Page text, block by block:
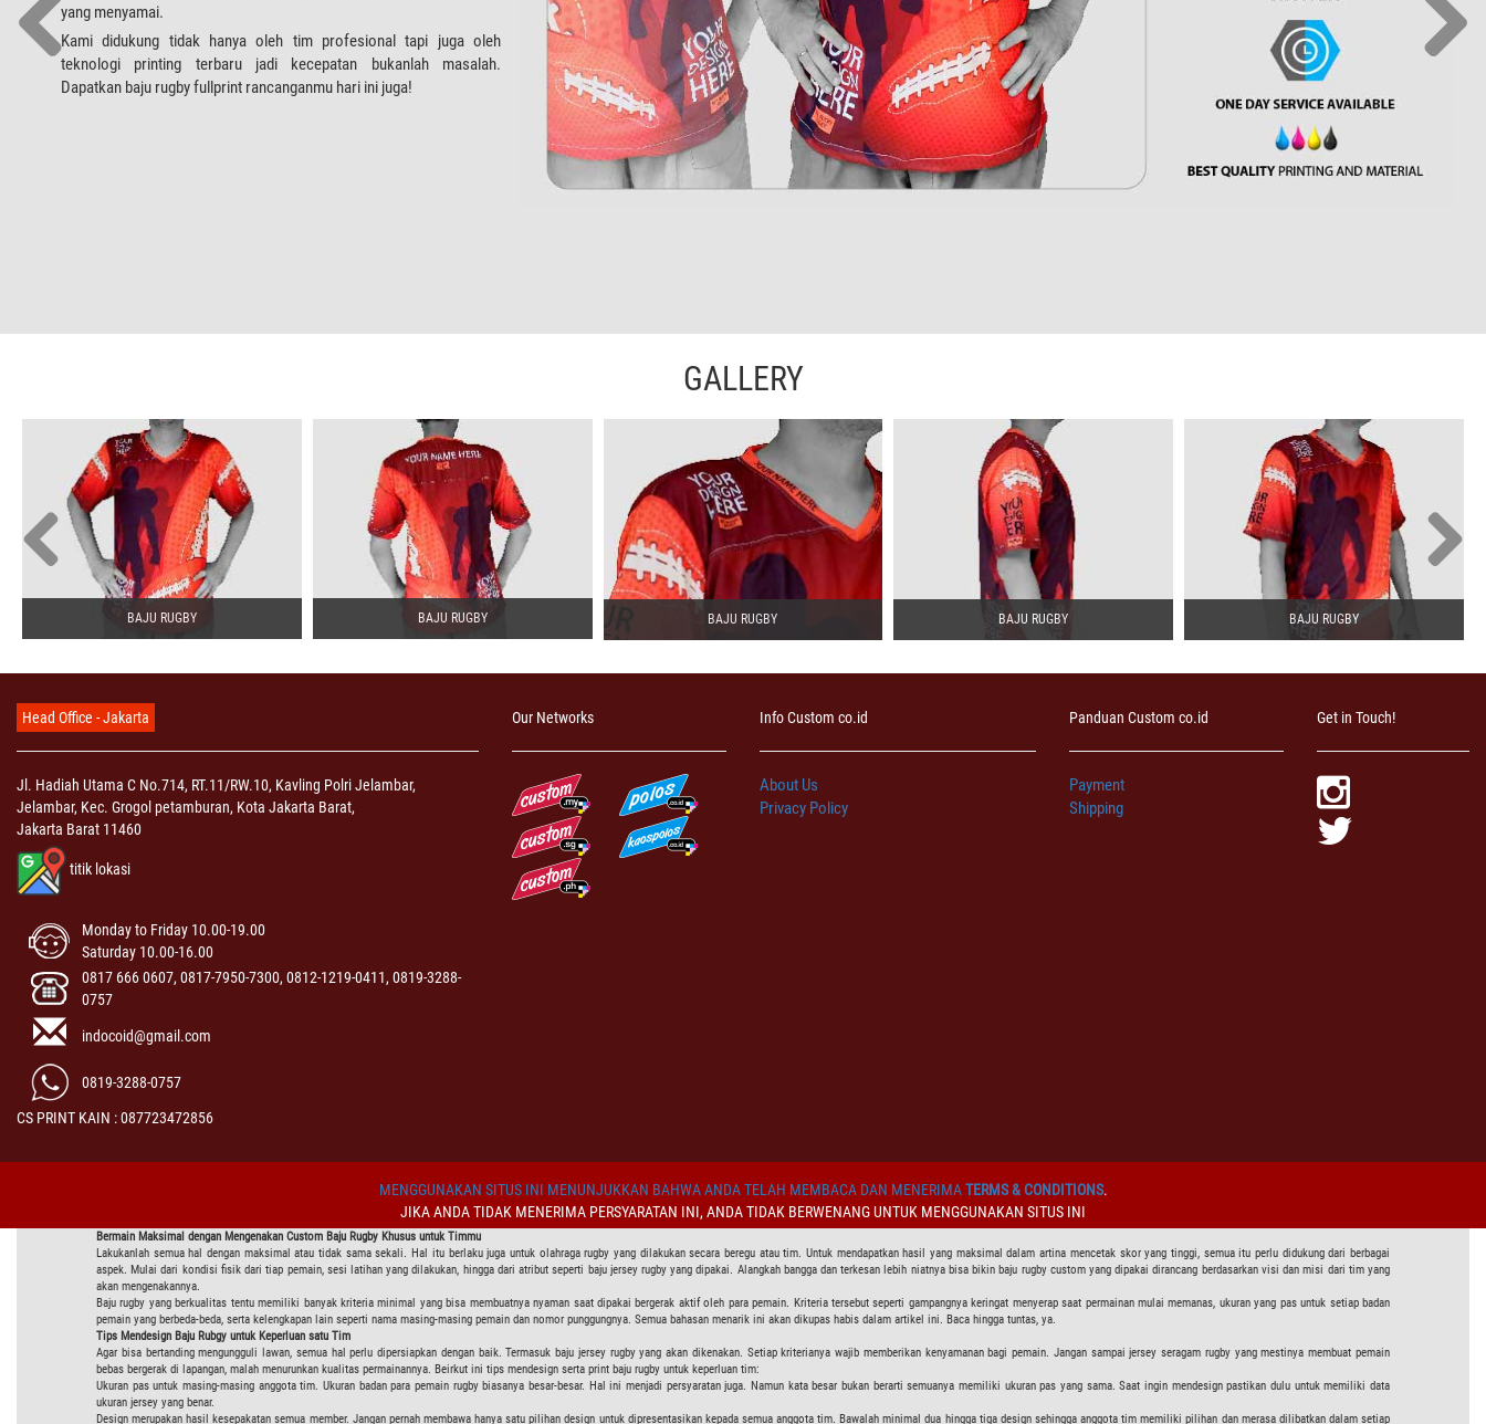
yang menyamai.
Kami didukung tidak hanya oleh tim profesional tapi juga oleh
teknologi printing terbaru jadi kecepatan bukanlah masalah.
Dapatkan baju rugby fullprint rancanganmu hari ini juga!
GALLERY
BAJU RUGBY BAJU RUGBY BAJU RUGBY BAJU RUGBY BAJU RUGBY
Head Office - Jakarta
Jl. Hadiah Utama C No.714, RT.11/RW.10, Kavling Polri Jelambar,
Jelambar, Kec. Grogol petamburan, Kota Jakarta Barat,
Jakarta Barat 11460
titik lokasi
Monday to Friday 10.00-19.00
Saturday 10.00-16.00
0817 666 0607, 0817-7950-7300, 0812-1219-0411, 0819-3288-
0757
indocoid@gmail.com
0819-3288-0757
CS PRINT KAIN : 087723472856
Our Networks Info Custom co.id
About Us
Privacy Policy
Panduan Custom co.id
Payment
Shipping
Get in Touch!
MENGGUNAKAN SITUS INI MENUNJUKKAN BAHWA ANDA TELAH MEMBACA DAN MENERIMATERMS & CONDITIONS.
JIKA ANDA TIDAK MENERIMA PERSYARATAN INI, ANDA TIDAK BERWENANG UNTUK MENGGUNAKAN SITUS INI
Bermain Maksimal dengan Mengenakan Custom Baju Rugby Khusus untuk Timmu
Lakukanlah semua hal dengan maksimal atau tidak sama sekali. Hal itu berlaku juga untuk olahraga rugby yang dilakukan secara beregu atau tim. Untuk mendapatkan hasil yang maksimal dalam artina mencetak skor yang tinggi, semua itu perlu didukung dari berbagai
aspek. Mulai dari kondisi fisik dari tiap pemain, sesi latihan yang dilakukan, hingga dari atribut seperti baju jersey rugby yang dipakai. Alangkah bangga dan terkesan lebih niatnya bisa bikin baju rugby custom yang dipakai dirancang berdasarkan visi dan misi dari tim yang
akan mengenakannya.
Baju rugby yang berkualitas tentu memiliki banyak kriteria minimal yang bisa membuatnya nyaman saat dipakai bergerak aktif oleh para pemain. Kriteria tersebut seperti gampangnya keringat menyerap saat permainan mulai memanas, ukuran yang pas untuk setiap badan
pemain yang berbeda-beda, serta kelengkapan lain seperti nama masing-masing pemain dan nomor punggungnya. Semua bahasan menarik ini akan dikupas habis dalam artikel ini. Baca hingga tuntas, ya.
Tips Mendesign Baju Rubgy untuk Keperluan satu Tim
Agar bisa bertanding mengungguli lawan, semua hal perlu dipersiapkan dengan baik. Termasuk baju jersey rugby yang akan dikenakan. Setiap kriterianya wajib memberikan kenyamanan bagi pemain. Jangan sampai jersey seragam rugby yang mestinya membuat pemain
bebas bergerak di lapangan, malah menurunkan kualitas permainannya. Beirkut ini tips mendesign serta print baju rugby untuk keperluan tim:
Ukuran pas untuk masing-masing anggota tim. Ukuran badan para pemain rugby biasanya besar-besar. Hal ini menjadi persyaratan juga. Namun kata besar bukan berarti semuanya memiliki ukuran pas yang sama. Saat ingin mendesign pastikan dulu untuk memiliki data
ukuran jersey yang benar.
Design merupakan hasil kesepakatan semua member. Jangan pernah membawa hanya satu pilihan design untuk dipresentasikan kepada semua anggota tim. Bawalah minimal dua hingga tiga design sehingga anggota tim memiliki pilihan dan merasa dilibatkan dalam setiap